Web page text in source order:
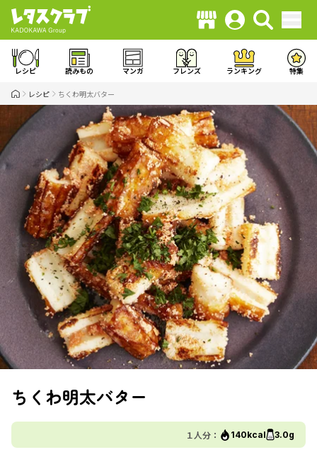
レシピ 読みもの マンガ フレンズ ランキング 特集
レシピ ちくわ明太バター
ちくわ明太バター
１人分： 140kcal 3.0g